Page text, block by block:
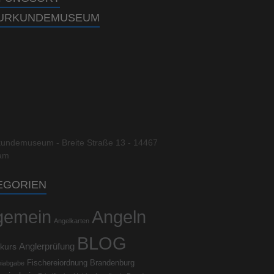
- Breite Straße 13 - 14467
Angelkarten Angeln
Anglerprüfung BLOG
Fischereiordnung Brandenburg